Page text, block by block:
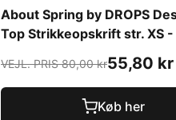
About Spring by DROPS
Top Strikkeopskrift str. XS -
VEJL. PRIS 80,00 kr55,80 kr
Køb her